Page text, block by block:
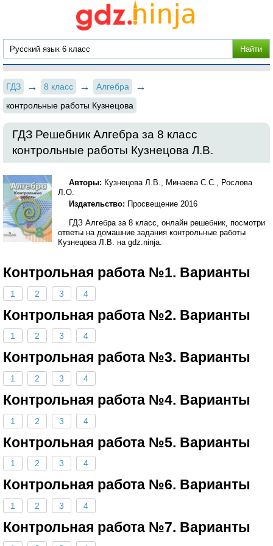
ГДЗ 8 класс
Алгебра
контрольные работы Кузнецова
ГДЗ Решебник Алгебра за 8 класс
контрольные работы Кузнецова Л.В.
Авторы: Кузнецова Л.В., Минаева С.С., Рослова
Л.О.
Издательство: Просвещение 2016
ГДЗ Алгебра за 8 класс, онлайн решебник, посмотри
ответы на домашние задания контрольные работы
Кузнецова Л.В. на gdz.ninja.
Контрольная работа №1. Варианты
1 2 3 4
Контрольная работа №2. Варианты
1 2 3 4
Контрольная работа №3. Варианты
1 2 3 4
Контрольная работа №4. Варианты
1 2 3 4
Контрольная работа №5. Варианты
1 2 3 4
Контрольная работа №6. Варианты
1 2 3 4
Контрольная работа №7. Варианты